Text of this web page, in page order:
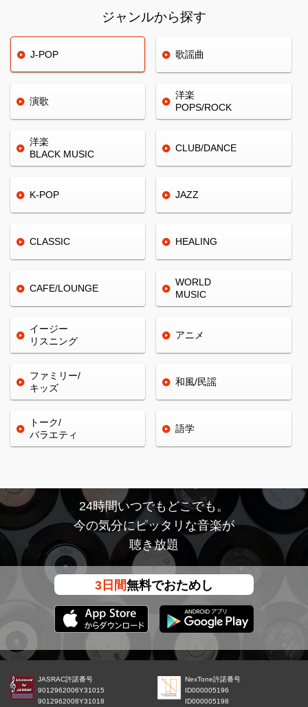
ジャンルから探す
J-POP 歌謡曲
演歌
洋楽
POPS/ROCK
洋楽
BLACK MUSIC
CLUB/DANCE
K-POP JAZZ
CLASSIC HEALING
CAFE/LOUNGE
WORLD
MUSIC
イージー
リスニング
アニメ
ファミリー/
キッズ
和風/民謡
トーク/
バラエティ
語学
24時間いつでもどこでも。
今の気分にピッタリな音楽が
聴き放題
3日間無料でおためし
JASRAC許諾番号
9012962006Y31015
9012962008Y31018
NexTone許諾番号
ID000005196
ID000005198